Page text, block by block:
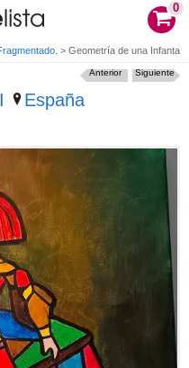
0
> Geometría de una Infanta
España
Siguiente
Anterior